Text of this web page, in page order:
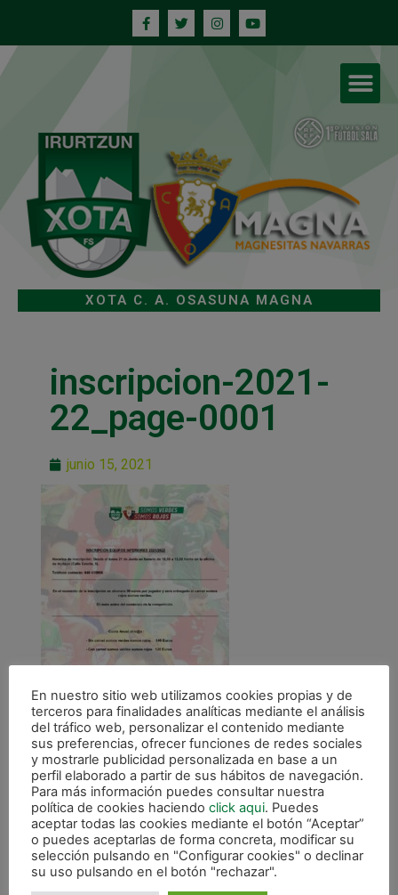
XOTA C. A. OSASUNA MAGNA
inscripcion-2021-
22_page-0001
junio 15, 2021
ANTERIOR
Información inscripción equipos inferiores
En nuestro sitio web utilizamos cookies propias y de
terceros para finalidades analíticas mediante el análisis
del tráfico web, personalizar el contenido mediante
sus preferencias, ofrecer funciones de redes sociales
y mostrarle publicidad personalizada en base a un
perfil elaborado a partir de sus hábitos de navegación.
Para más información puedes consultar nuestra
política de cookies haciendo click aqui. Puedes
aceptar todas las cookies mediante el botón “Aceptar”
o puedes aceptarlas de forma concreta, modificar su
selección pulsando en "Configurar cookies" o declinar
su uso pulsando en el botón "rechazar".